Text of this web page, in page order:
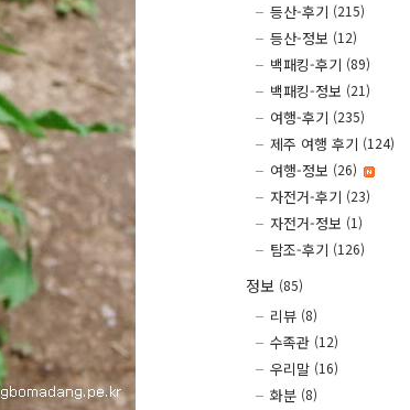
등산-후기 (215)
등산-정보 (12)
백패킹-후기 (89)
백패킹-정보 (21)
여행-후기 (235)
제주 여행 후기 (124)
여행-정보 (26)
자전거-후기 (23)
자전거-정보 (1)
탐조-후기 (126)
정보 (85)
리뷰 (8)
수족관 (12)
우리말 (16)
화분 (8)